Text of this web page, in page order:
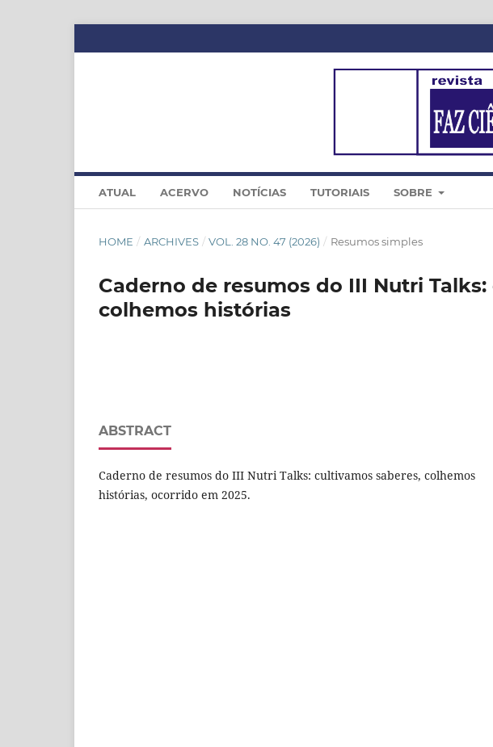
ATUAL ACERVO NOTÍCIAS TUTORIAIS SOBRE
HOME / ARCHIVES / VOL. 28 NO. 47 (2026) / Resumos simples
Caderno de resumos do III Nutri
colhemos histórias
ABSTRACT
Caderno de resumos do III Nutri Talks: cultivamos saberes, colhemos
histórias, ocorrido em 2025.